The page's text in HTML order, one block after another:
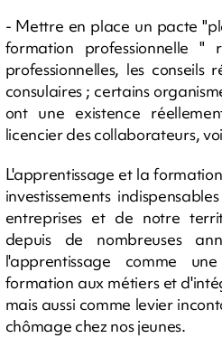
- Mettre en place un pacte
formation professionnelle "
professionnelles, les conseils
consulaires ; certains
ont une existence
licencier des collaborateurs,
L'apprentissage et la
investissements
entreprises et de notre
depuis de nombreuses
l'apprentissage comme
formation aux métiers et
mais aussi comme levier
chômage chez nos jeunes.